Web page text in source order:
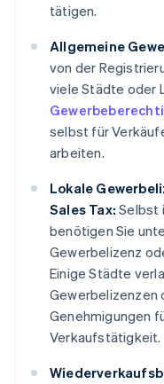
tätigen.
Allgemeine
von der
viele Städte oder
selbst für
arbeiten.
Lokale
Sales Tax: Selbst
benötigen Sie
Gewerbelizenz
Einige Städte
Gewerbelizenzen
Genehmigungen
Verkaufstätigkeit.